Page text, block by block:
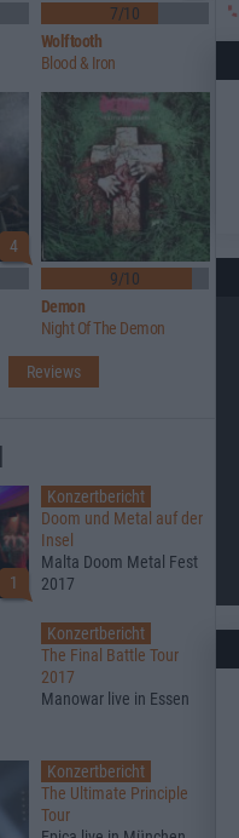
7/10
Wolftooth
Blood & Iron
4
9/10
Demon
Night Of The Demon
Reviews
1
Konzertbericht
Doom und Metal auf der
Insel
Malta Doom Metal Fest
2017
Konzertbericht
The Final Battle Tour
2017
Manowar live in Essen
Konzertbericht
The Ultimate Principle
Tour